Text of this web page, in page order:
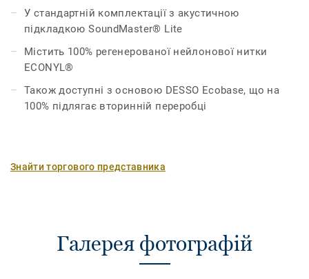
У стандартній комплектації з акустичною
підкладкою SoundMaster® Lite
Містить 100% регенерованої нейлонової нитки
ECONYL®
Також доступні з основою DESSO Ecobase, що на
100% підлягає вторинній переробці
Знайти торгового представника
Галерея фотографій